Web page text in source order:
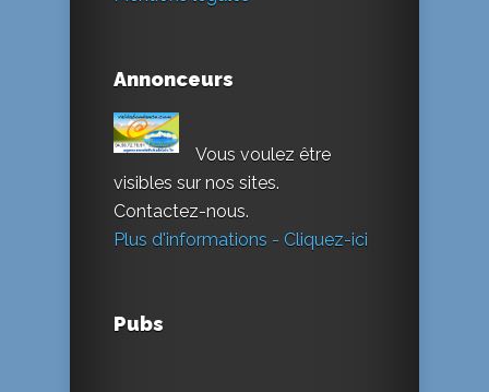
Annonceurs
Vous voulez être
visibles sur nos sites.
Contactez-nous.
Plus d'informations - Cliquez-ici
Pubs